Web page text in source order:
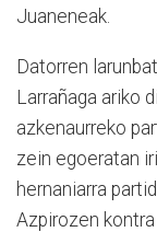
Juaneneak.
Datorren
Larrañaga ariko
azkenaurreko
zein egoeratan
hernaniarra
Azpirozen